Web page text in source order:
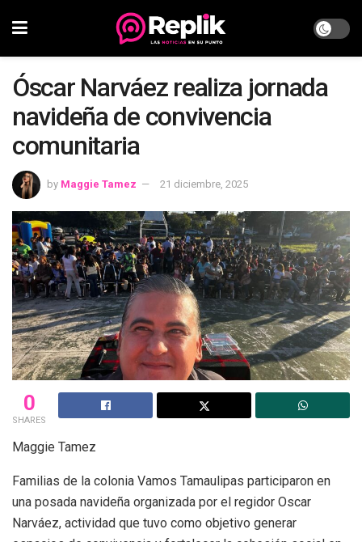
Óscar Narváez realiza jornada
navideña de convivencia
comunitaria
by Maggie Tamez 21 diciembre, 2025
0
SHARES
Maggie Tamez
Familias de la colonia Vamos Tamaulipas participaron en
una posada navideña organizada por el regidor Oscar
Narváez, actividad que tuvo como objetivo generar